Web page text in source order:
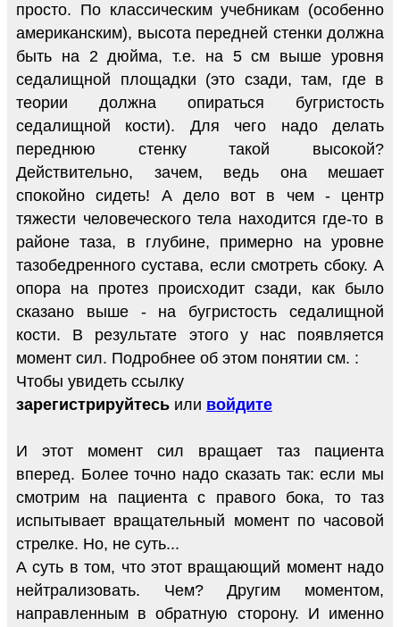
просто. По классическим учебникам (особенно
американским), высота передней стенки должна
быть на 2 дюйма, т.е. на 5 см выше уровня
седалищной площадки (это сзади, там, где в
теории должна опираться бугристость
седалищной кости). Для чего надо делать
переднюю стенку такой высокой?
Действительно, зачем, ведь она мешает
спокойно сидеть! А дело вот в чем - центр
тяжести человеческого тела находится где-то в
районе таза, в глубине, примерно на уровне
тазобедренного сустава, если смотреть сбоку. А
опора на протез происходит сзади, как было
сказано выше - на бугристость седалищной
кости. В результате этого у нас появляется
момент сил. Подробнее об этом понятии см. :
Чтобы увидеть ссылку
зарегистрируйтесь или войдите
И этот момент сил вращает таз пациента
вперед. Более точно надо сказать так: если мы
смотрим на пациента с правого бока, то таз
испытывает вращательный момент по часовой
стрелке. Но, не суть...
А суть в том, что этот вращающий момент надо
нейтрализовать. Чем? Другим моментом,
направленным в обратную сторону. И именно